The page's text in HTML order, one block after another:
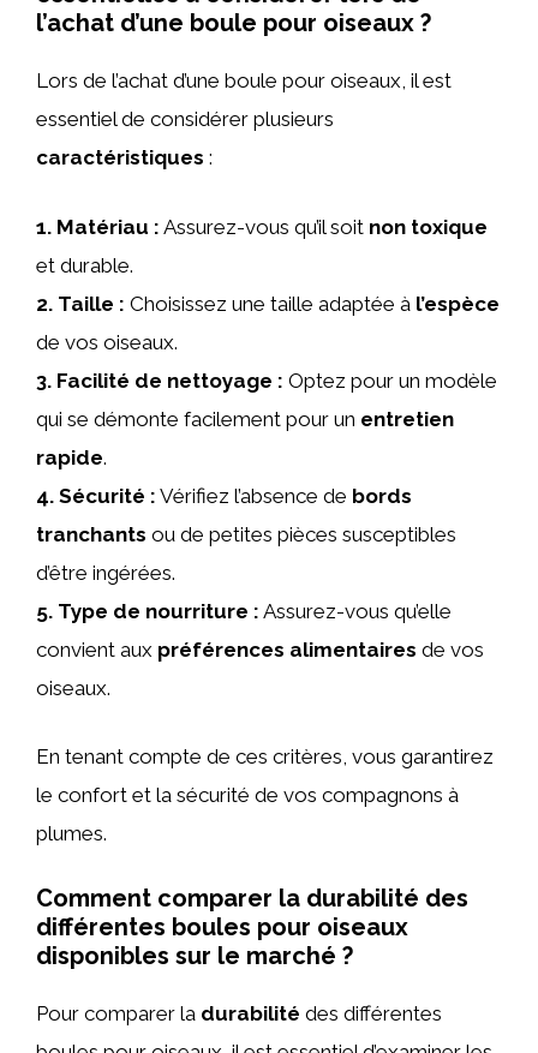
l’achat d’une boule pour oiseaux ?
Lors de l’achat d’une boule pour oiseaux, il est
essentiel de considérer plusieurs
caractéristiques :
1. Matériau : Assurez-vous qu’il soit non toxique
et durable.
2. Taille : Choisissez une taille adaptée à l’espèce
de vos oiseaux.
3. Facilité de nettoyage : Optez pour un modèle
qui se démonte facilement pour un entretien
rapide.
4. Sécurité : Vérifiez l’absence de bords
tranchants ou de petites pièces susceptibles
d’être ingérées.
5. Type de nourriture : Assurez-vous qu’elle
convient aux préférences alimentaires de vos
oiseaux.
En tenant compte de ces critères, vous garantirez
le confort et la sécurité de vos compagnons à
plumes.
Comment comparer la durabilité des
différentes boules pour oiseaux
disponibles sur le marché ?
Pour comparer la durabilité des différentes